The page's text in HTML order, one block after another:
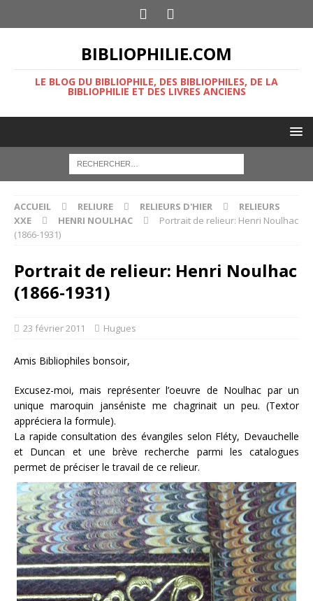
BIBLIOPHILIE.COM
LE BLOG DU BIBLIOPHILE, DES BIBLIOPHILES, DE LA
BIBLIOPHILIE ET DES LIVRES ANCIENS
ACCUEIL RELIURE RELIEURS D'HIER
RELIEURS
XXE
HENRI NOULHAC
Portrait de relieur: Henri Noulhac
(1866-1931)
Portrait de relieur: Henri Noulhac
(1866-1931)
23 février 2011 Hugues
Amis Bibliophiles bonsoir,
Excusez-moi, mais représenter l’oeuvre de Noulhac par un
unique maroquin janséniste me chagrinait un peu. (Textor
appréciera la formule).
La rapide consultation des évangiles selon Fléty, Devauchelle
et Duncan et une brève recherche parmi les catalogues
permet de préciser le travail de ce relieur.